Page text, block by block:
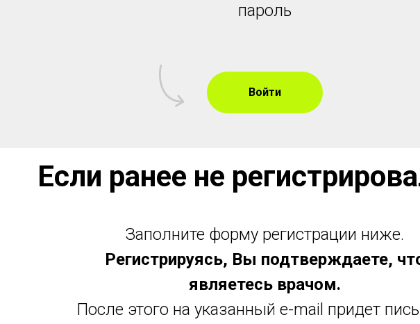
пароль
Войти
Если ранее не
Заполните форму регистрации ниже.
Регистрируясь, Вы подтверждаете,
являетесь врачом.
После этого на указанный e-mail придет